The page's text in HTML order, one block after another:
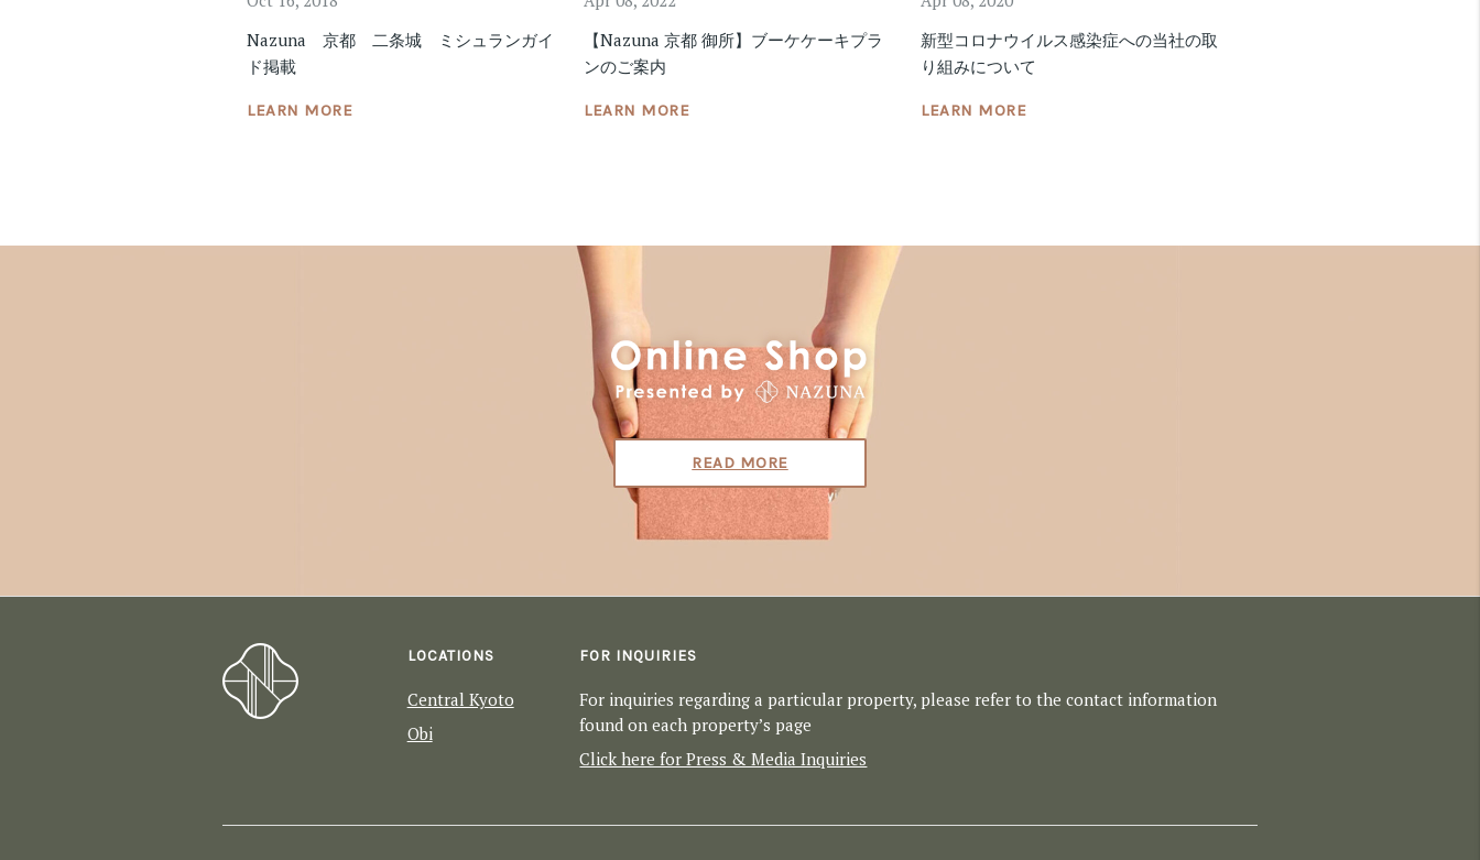
Nazuna 京都 二条城 ミシュランガイ
ド掲載
LEARN MORE
【Nazuna 京都 御所】ブーケケーキプラ
ンのご案内
LEARN MORE
新型コロナウイルス感染症への当社の取
り組みについて
LEARN MORE
READ MORE
LOCATIONS
Central Kyoto
Obi
FOR INQUIRIES
For inquiries regarding a particular property, please refer to the contact information
found on each property’s page
Click here for Press & Media Inquiries